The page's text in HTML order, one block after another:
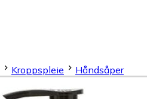
Kroppspleie Håndsåper